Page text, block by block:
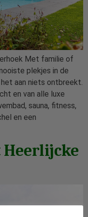
Met familie of
plekjes in de
aan niets ontbreekt.
en van alle luxe
sauna, fitness,
en een